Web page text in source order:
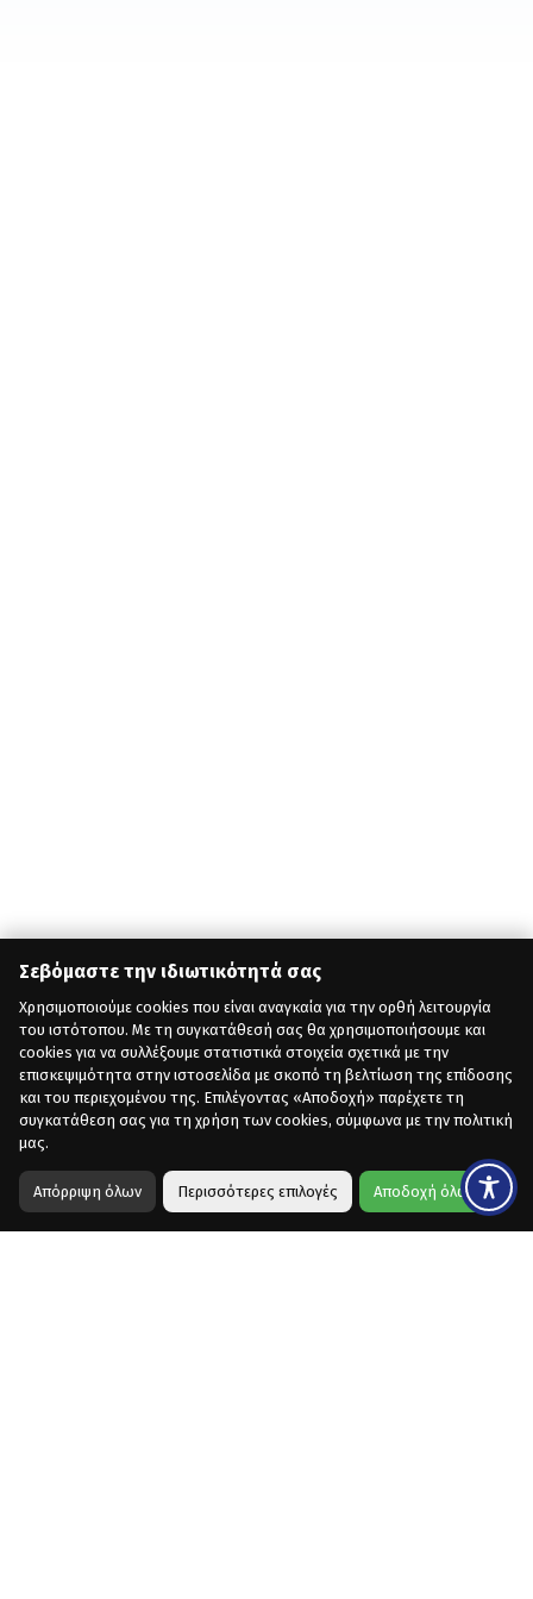
Σεβόμαστε την ιδιωτικότητά σας
Χρησιμοποιούμε cookies που είναι αναγκαία για την ορθή λειτουργία
του ιστότοπου. Με τη συγκατάθεσή σας θα χρησιμοποιήσουμε και
cookies για να συλλέξουμε στατιστικά στοιχεία σχετικά με την
επισκεψιμότητα στην ιστοσελίδα με σκοπό τη βελτίωση της επίδοσης
και του περιεχομένου της. Επιλέγοντας «Αποδοχή» παρέχετε τη
συγκατάθεση σας για τη χρήση των cookies, σύμφωνα με την πολιτική
μας.
Απόρριψη όλων Περισσότερες επιλογές Αποδοχή όλων